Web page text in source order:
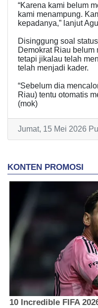
“Karena kami belum
kami menampung.
kepadanya,” lanjut
Disinggung soal
Demokrat Riau
tetapi jikalau telah
telah menjadi kader.
“Sebelum dia
Riau) tentu otomatis
(mok)
Jumat, 15 Mei 2026